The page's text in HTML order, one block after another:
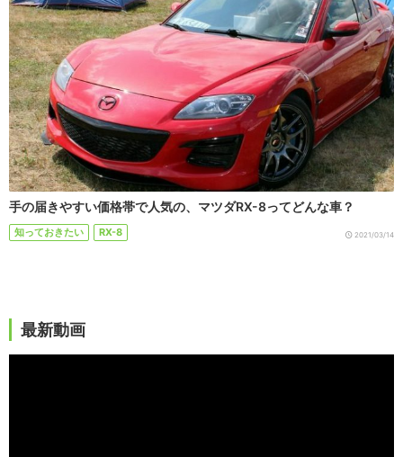
手の届きやすい価格帯で人気の、マツダRX-8ってどんな車？
知っておきたい RX-8 2021/03/14
最新動画